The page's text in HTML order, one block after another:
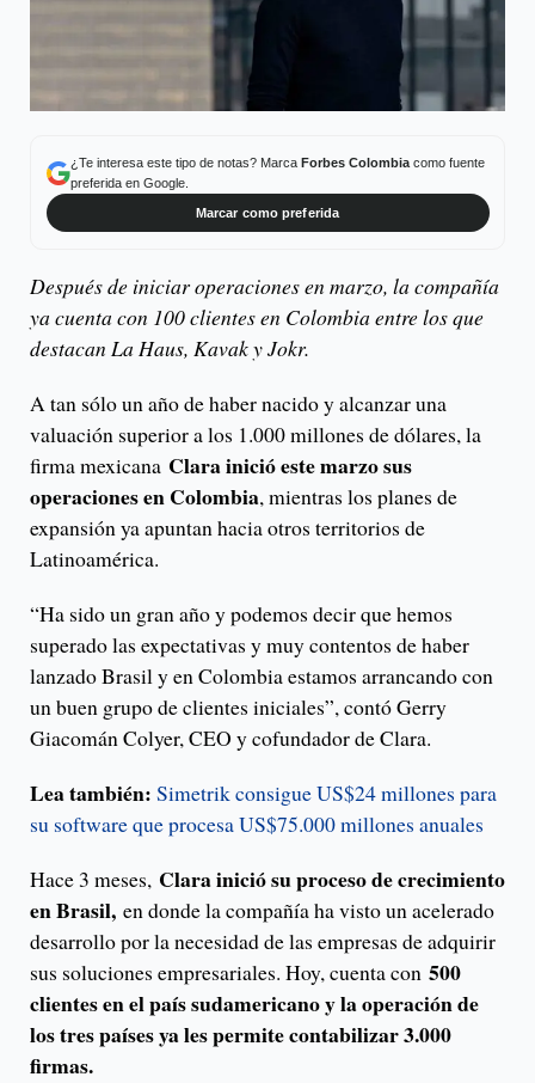
¿Te interesa este tipo de notas? Marca Forbes Colombiacomo fuente
preferida en Google.
Marcar como preferida
Después de iniciar operaciones en marzo, la compañía
ya cuenta con 100 clientes en Colombia entre los que
destacan La Haus, Kavak y Jokr.
A tan sólo un año de haber nacido y alcanzar una
valuación superior a los 1.000 millones de dólares, la
firma mexicana Clara inició este marzo sus
operaciones en Colombia, mientras los planes de
expansión ya apuntan hacia otros territorios de
Latinoamérica.
“Ha sido un gran año y podemos decir que hemos
superado las expectativas y muy contentos de haber
lanzado Brasil y en Colombia estamos arrancando con
un buen grupo de clientes iniciales”, contó Gerry
Giacomán Colyer, CEO y cofundador de Clara.
Lea también: Simetrik consigue US$24 millones para
su software que procesa US$75.000 millones anuales
Hace 3 meses, Clara inició su proceso de crecimiento
en Brasil, en donde la compañía ha visto un acelerado
desarrollo por la necesidad de las empresas de adquirir
sus soluciones empresariales. Hoy, cuenta con 500
clientes en el país sudamericano y la operación de
los tres países ya les permite contabilizar 3.000
firmas.